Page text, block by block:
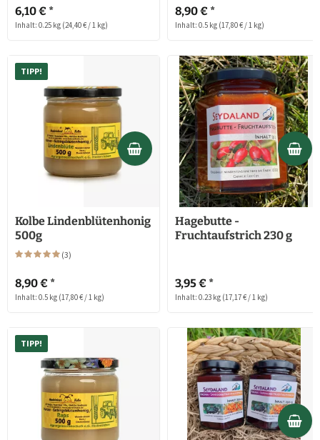
6,10 € *
Inhalt: 0.25 kg (24,40 € / 1 kg)
8,90 € *
Inhalt: 0.5 kg (17,80 € / 1 kg)
TIPP!
Kolbe Lindenblütenhonig
500g
(3)
8,90 € *
Inhalt: 0.5 kg (17,80 € / 1 kg)
Hagebutte -
Fruchtaufstrich 230 g
3,95 € *
Inhalt: 0.23 kg (17,17 € / 1 kg)
TIPP!